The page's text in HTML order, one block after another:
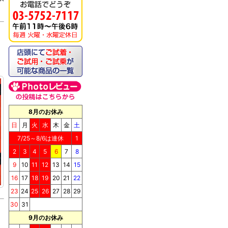
8月のお休み
日
月 火 水 木 金 土
7/25～8/6は連休
1
2
3 4 5 6 7
8
9
10 11 12 13 14 15
16 17 18 19 20 21
22
23 24 25 26 27 28 29
30 31
9月のお休み
《キッチンドッグ！》ベ
ジタブルケーキ ガブリン
《キッチンドッグ！》夢
にまで見た骨付きハンバ